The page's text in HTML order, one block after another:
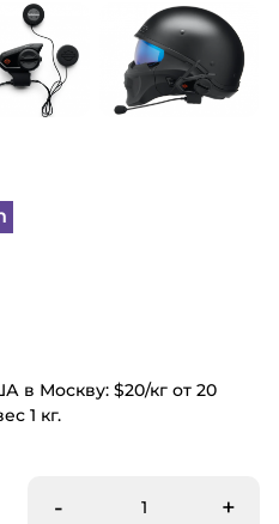
в Москву: $20/кг от 20
1 кг.
- +